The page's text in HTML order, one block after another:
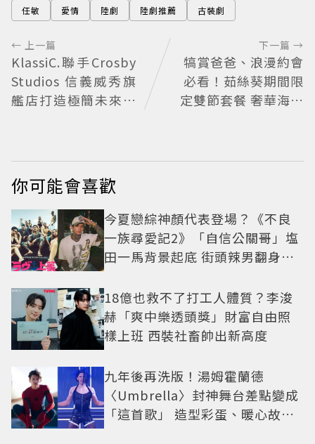
任敏 愛情 陸劇 陸劇推薦 古裝劇
← 上一篇
KlassiC.聯手Crosby
Studios 信義威秀旗
艦店打造極簡未來感
下一篇 →
犒賞爸爸、浪漫約會
必看！茹絲葵期間限
定雙節套餐 奢華海陸
你可能會喜歡
今夏戀綜神顏代表登場？《不良
一族尋愛記2》「自信公關哥」塩
田一馬背景起底 街頭辣男翻身當
18億也救不了打工人體質？李浚
赫「爽中樂透頭獎」財富自由照
樣上班 西裝社畜帥出新高度
九年後再洗版！湯姆霍蘭德
〈Umbrella〉封神舞台差點變成
「這首歌」 造型彩蛋、暖心故事